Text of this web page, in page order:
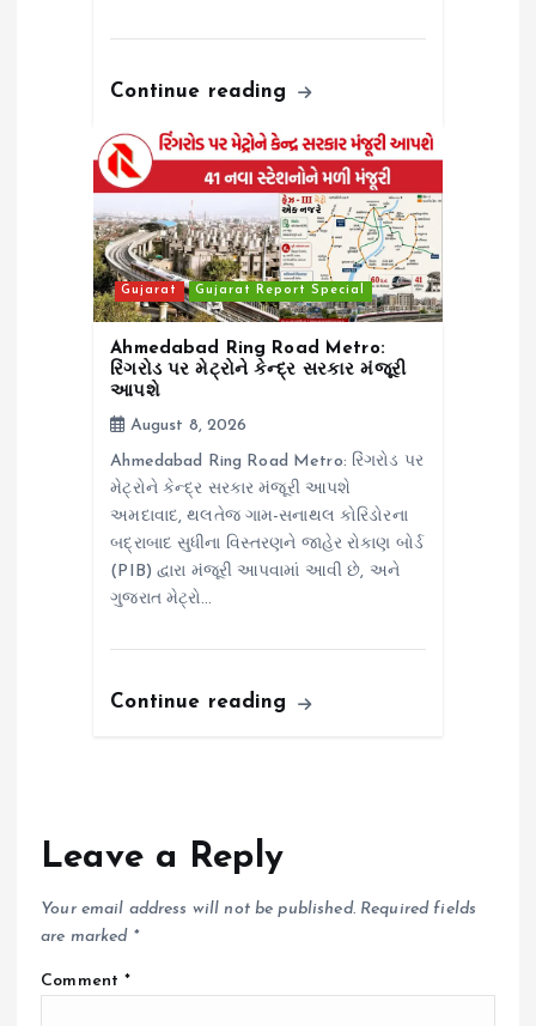
Continue reading
Gujarat Gujarat Report Special
Ahmedabad Ring Road Metro:
રિંગરોડ પર મેટ્રોને કેન્દ્ર સરકાર મંજૂરી
આપશે
August 8, 2026
Ahmedabad Ring Road Metro: રિંગરોડ પર
મેટ્રોને કેન્દ્ર સરકાર મંજૂરી આપશે
અમદાવાદ, થલતેજ ગામ-સનાથલ કોરિડોરના
બદ્રાબાદ સુધીના વિસ્તરણને જાહેર રોકાણ બોર્ડ
(PIB) દ્વારા મંજૂરી આપવામાં આવી છે, અને
ગુજરાત મેટ્રો…
Continue reading
Leave a Reply
Your email address will not be published. Required fields
are marked *
Comment*